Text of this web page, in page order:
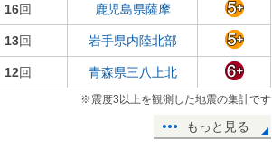
16回 鹿児島県薩摩
13回 岩手県内陸北部
12回 青森県三八上北
※震度3以上を観測した地震の集計です
もっと見る